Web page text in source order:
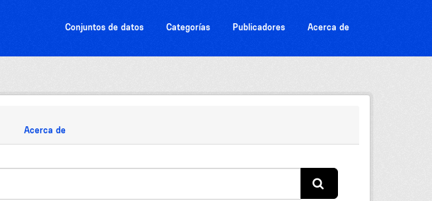
Conjuntos de datos Categorías Publicadores Acerca de
Acerca de